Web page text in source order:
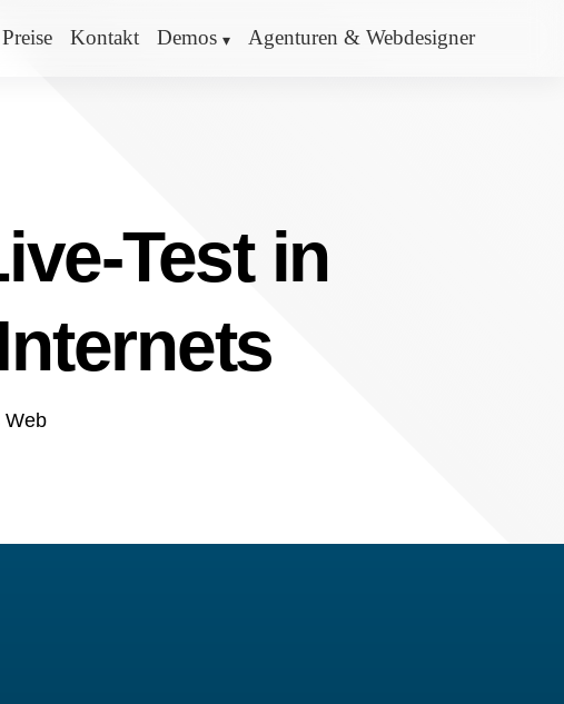
Preise Kontakt Demos Agenturen & Webdesigner
Test in
Web